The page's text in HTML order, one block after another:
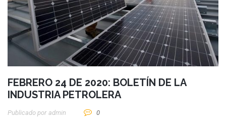
FEBRERO 24 DE 2020: BOLETÍN DE LA
INDUSTRIA PETROLERA
Publicado por Admin 0